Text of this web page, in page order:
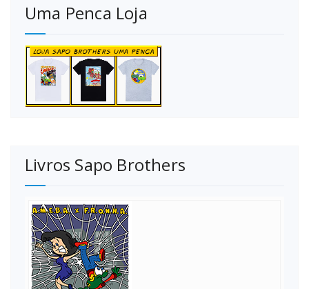
Uma Penca Loja
Livros Sapo Brothers